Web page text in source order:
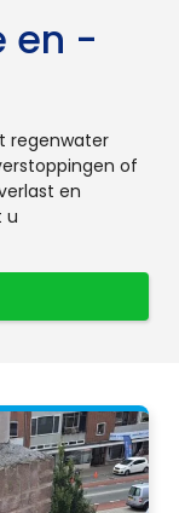
en -
regenwater
of
en
u